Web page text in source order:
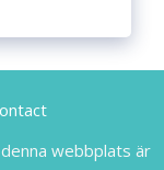
webbplats är